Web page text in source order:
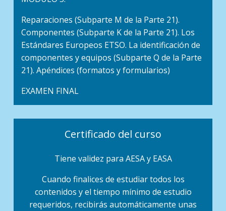
Reparaciones (Subparte M de la Parte 21).
Componentes (Subparte K de la Parte 21). Los
Estándares Europeos ETSO. La identificación de
componentes y equipos (Subparte Q de la Parte
21). Apéndices (formatos y formularios)
EXAMEN FINAL
Certificado del curso
Tiene validez para AESA y EASA
Cuando finalices de estudiar todos los
contenidos y el tiempo mínimo de estudio
requeridos, recibirás automáticamente unas